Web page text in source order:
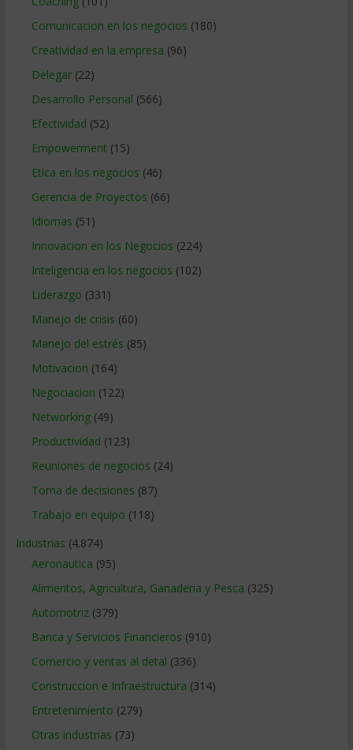
Comunicacion en los negocios (180)
Creatividad en la empresa (96)
Delegar(22)
Desarrollo Personal (566)
Efectividad (52)
Empowerment (15)
Etica en los negocios (46)
Gerencia de Proyectos (66)
Idiomas (51)
Innovacion en los Negocios (224)
Inteligencia en los negocios (102)
Liderazgo (331)
Manejo de crisis (60)
Manejo del estrés (85)
Motivacion (164)
Negociacion (122)
Networking(49)
Productividad (123)
Reuniones de negocios (24)
Toma de decisiones (87)
Trabajo en equipo (118)
Industrias (4.874)
Aeronautica (95)
Alimentos, Agricultura, Ganaderia y Pesca (325)
Automotriz(379)
Banca y Servicios Financieros (910)
Comercio y ventas al detal (336)
Construccion e Infraestructura (314)
Entretenimiento (279)
Otras industrias (73)